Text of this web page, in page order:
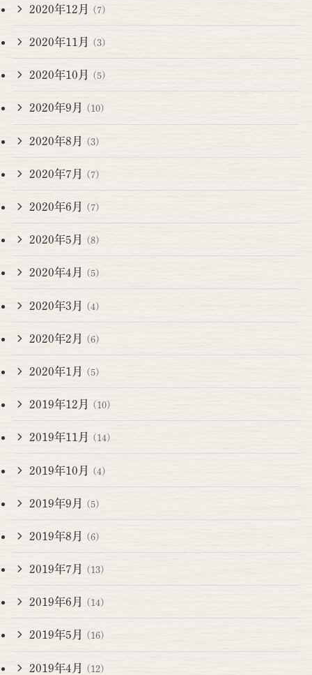
2020年12月 (7)
2020年11月 (3)
2020年10月 (5)
2020年9月 (10)
2020年8月 (3)
2020年7月 (7)
2020年6月 (7)
2020年5月 (8)
2020年4月 (5)
2020年3月 (4)
2020年2月 (6)
2020年1月 (5)
2019年12月 (10)
2019年11月 (14)
2019年10月 (4)
2019年9月 (5)
2019年8月 (6)
2019年7月 (13)
2019年6月 (14)
2019年5月 (16)
2019年4月 (12)